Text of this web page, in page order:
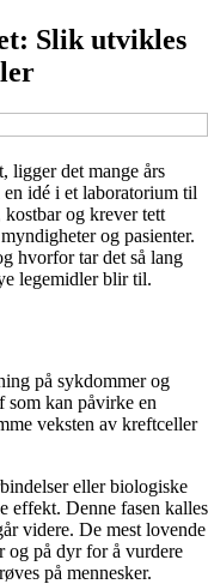
Slik utvikles
ligger det mange års
idé i et laboratorium til
og krever tett
og pasienter.
hvorfor tar det så lang
legemidler blir til.
på sykdommer og
som kan påvirke en
veksten av kreftceller
eller biologiske
effekt. Denne fasen kalles
videre. De mest lovende
og på dyr for å vurdere
på mennesker.